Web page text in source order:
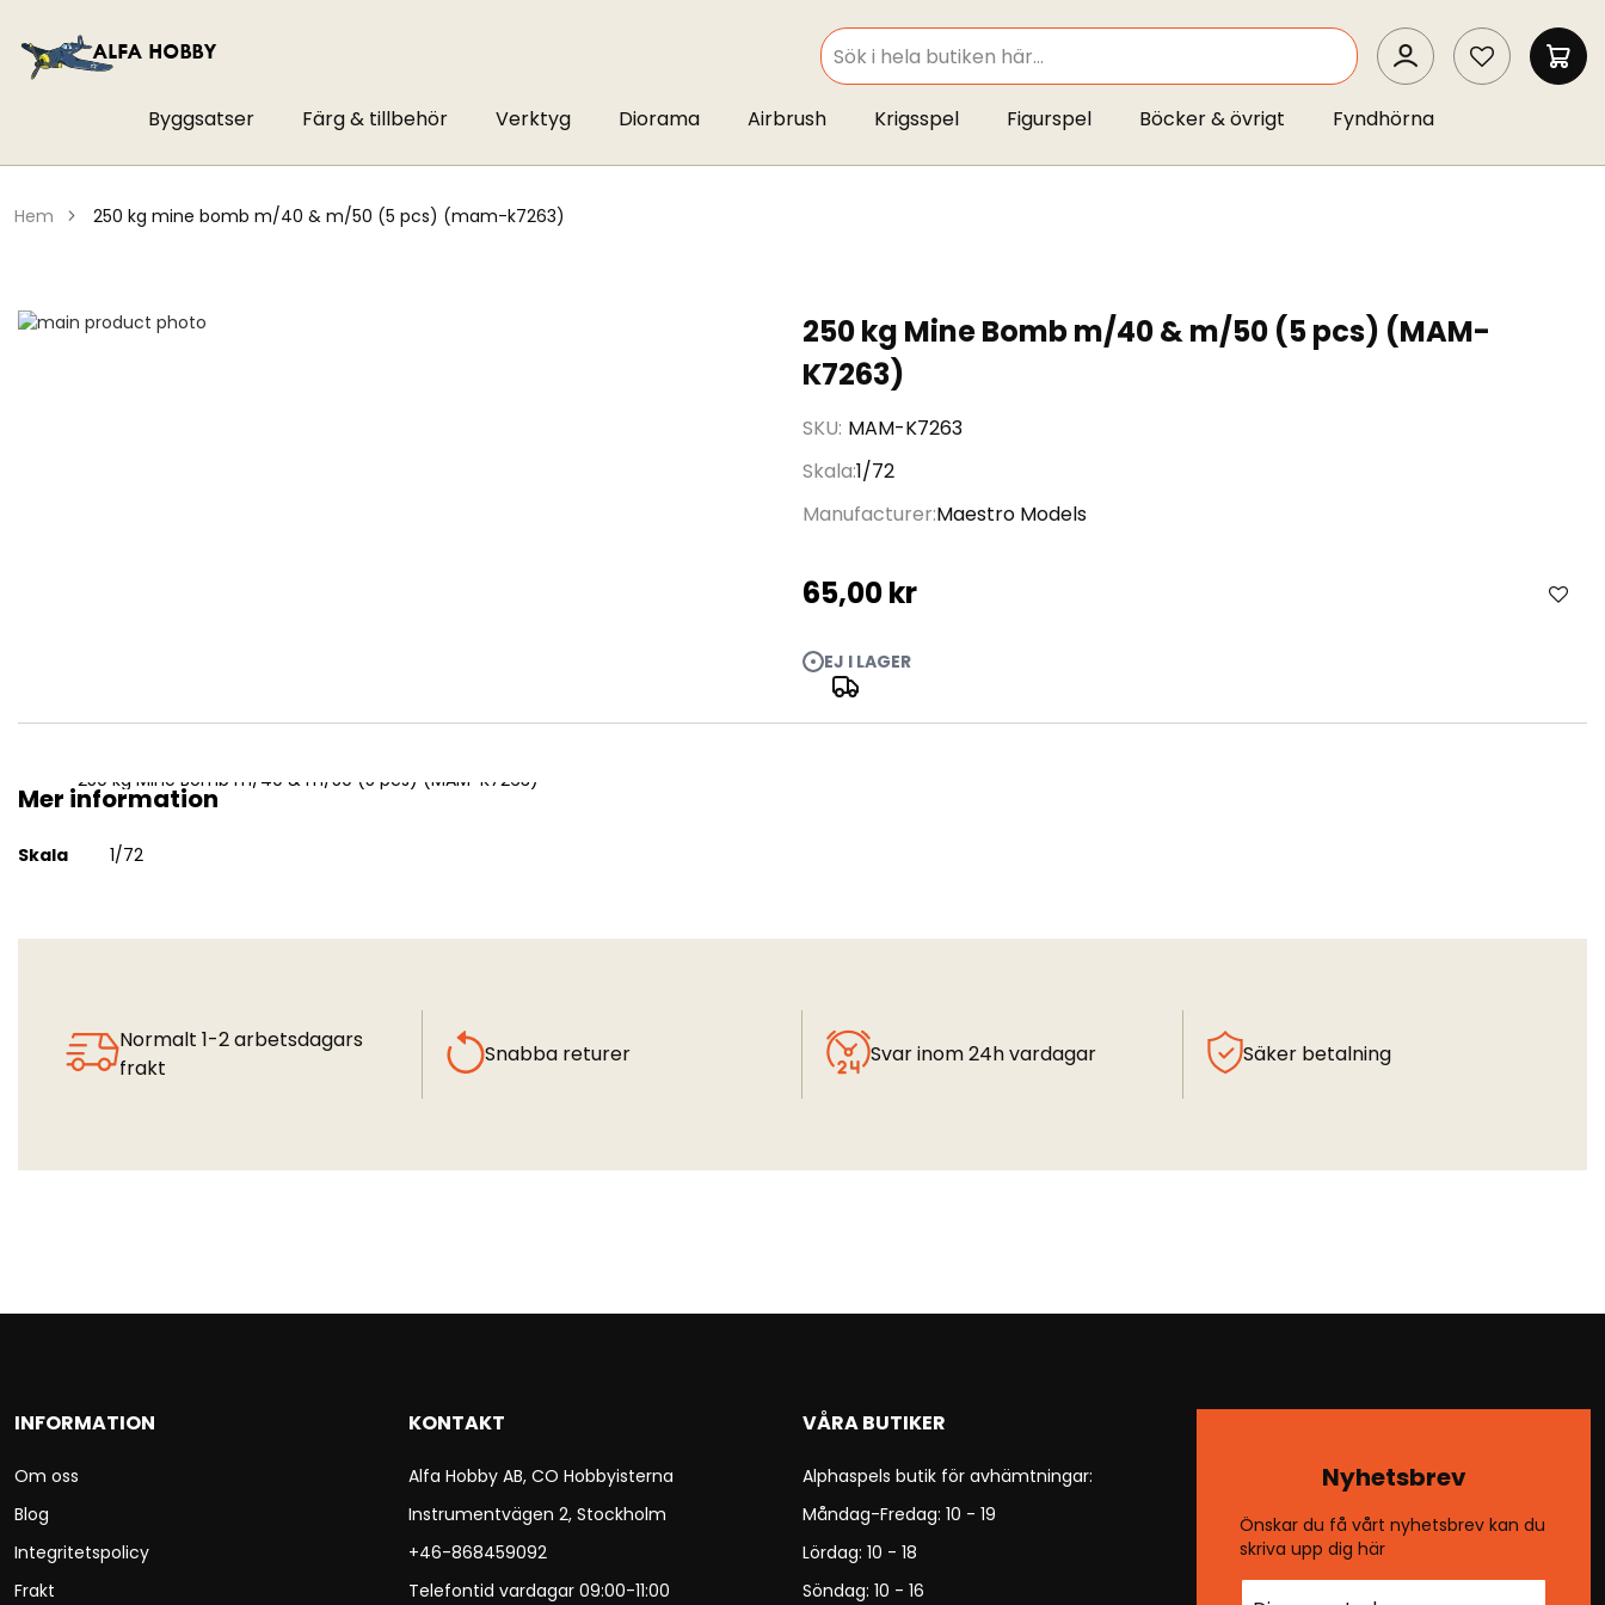
SEARCH
SEARCH
MIN
Byggsatser Färg & tillbehör Verktyg Diorama Airbrush Krigsspel Figurspel Böcker & övrigt Fyndhörna
hem 250 kg mine bomb m/40 & m/50 (5 pcs) (mam-k7263)
250 kg Mine Bomb m/40 & m/50 (5 pcs) (MAM-
K7263)
SKU MAM-K7263
Skala1/72
Manufacturer Maestro Models
65,00 kr
EJ I LAGER
Hoppa
250 kg Mine Bomb m/40 & m/50 (5 pcs) (MAM-K7263)
Mer information
Mer
Skala 1/72
Normalt 1-2 arbetsdagars
frakt
Snabba returer Svar inom 24h vardagar Säker betalning
INFORMATION
Om oss
Blog
Integritetspolicy
Frakt
KONTAKT
Alfa Hobby AB, CO Hobbyisterna
Instrumentvägen 2, Stockholm
+46-868459092
Telefontid vardagar 09:00-11:00
VÅRA BUTIKER
Alphaspels butik för avhämtningar:
Måndag-Fredag: 10 - 19
Lördag: 10 - 18
Söndag: 10 - 16
Nyhetsbrev
Önskar du få vårt nyhetsbrev kan du
skriva upp dig här